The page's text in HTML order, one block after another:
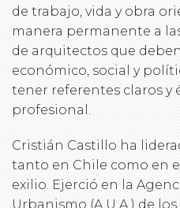
de trabajo, vida y obra
manera permanente a
de arquitectos que
económico, social y
tener referentes claros y
profesional.
Cristián Castillo ha
tanto en Chile como en
exilio. Ejerció en la
Urbanismo (A.U.A.) de